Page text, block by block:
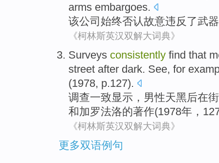
arms embargoes.
该公司 始终否认故意违反了武器
《柯林斯英汉双解大词典》
Surveys consistently find that
street after dark. See, for
(1978, p.127).
调查一致显示， 男性天黑后在
和加罗法洛的著作(1978年，
《柯林斯英汉双解大词典》
更多双语例句